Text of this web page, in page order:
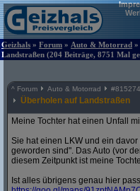
Geizhals » Forum » Auto & Motorrad »
Landstraßen (204 Beiträge, 8751 Mal
^ Forum Auto & Motorrad #
Überholen auf Landstraßen
Meine Tochter hat einen Unfall
Sie hat einen LKW und ein
geworden sind". Das Auto (vor
diesem Zeitpunkt ist meine
Ist alles übrigens genau hier